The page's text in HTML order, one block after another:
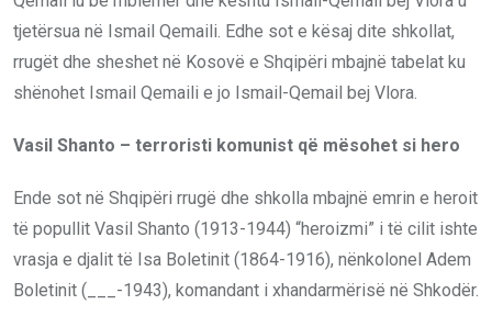
tjetërsua në Ismail Qemaili. Edhe sot e kësaj dite shkollat,
rrugët dhe sheshet në Kosovë e Shqipëri mbajnë tabelat ku
shënohet Ismail Qemaili e jo Ismail-Qemail bej Vlora.
Vasil Shanto – terroristi komunist që mësohet si hero
Ende sot në Shqipëri rrugë dhe shkolla mbajnë emrin e heroit
të popullit Vasil Shanto (1913-1944) “heroizmi” i të cilit ishte
vrasja e djalit të Isa Boletinit (1864-1916), nënkolonel Adem
Boletinit (___-1943), komandant i xhandarmërisë në Shkodër.